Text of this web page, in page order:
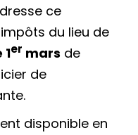
ce
du lieu de
er mars de
de
disponible en